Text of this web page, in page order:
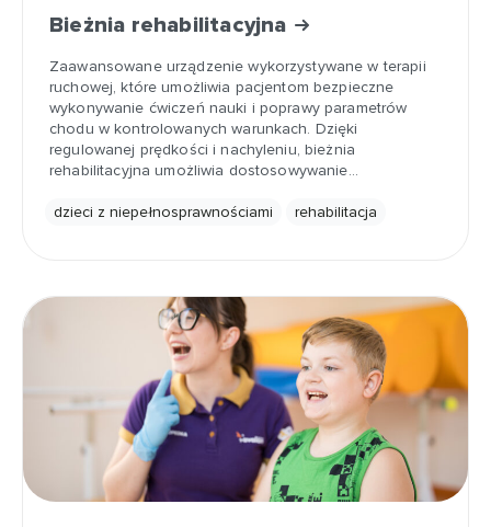
Bieżnia rehabilitacyjna
Zaawansowane urządzenie wykorzystywane w terapii
ruchowej, które umożliwia pacjentom bezpieczne
wykonywanie ćwiczeń nauki i poprawy parametrów
chodu w kontrolowanych warunkach. Dzięki
regulowanej prędkości i nachyleniu, bieżnia
rehabilitacyjna umożliwia dostosowywanie…
dzieci z niepełnosprawnościami rehabilitacja